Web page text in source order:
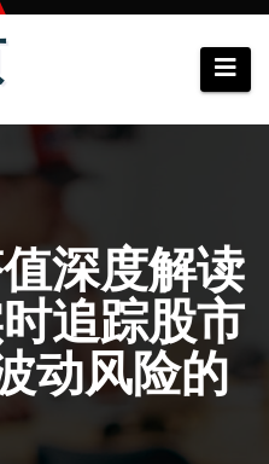
深度解读
追踪股市
动风险的